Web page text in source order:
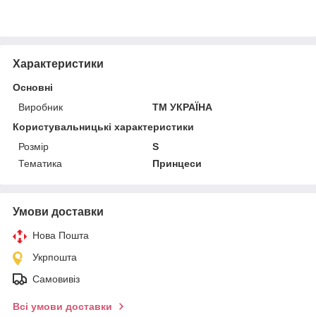
Характеристики
Основні
Виробник
ТМ УКРАЇНА
Користувальницькі характеристики
Розмір
S
Тематика
Принцеси
Умови доставки
Нова Пошта
Укрпошта
Самовивіз
Всі умови доставки